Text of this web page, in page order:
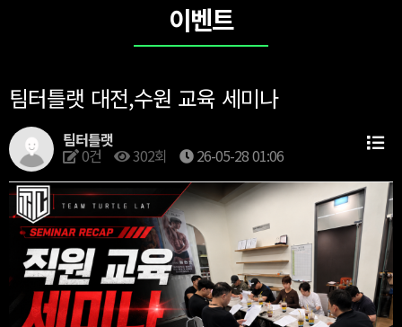
이벤트
팀터틀랫 대전,수원 교육 세미나
팀터틀랫
0건 302회 26-05-28 01:06